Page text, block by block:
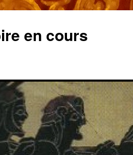
en cours